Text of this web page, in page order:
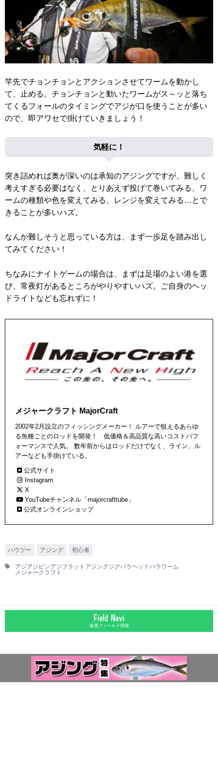
竿先でチョンチョンとアクションさせてワームを動かし
て、止める。チョンチョンと動いたワームがス～ッと落ち
てくるフォールのタイミングでアジが口を使うことが多い
ので、即アワセで掛けていきましょう！
気軽に！
突き詰めれば奥が深いのは承知のアジングですが、難しく
考えすぎる必要はなく、とりあえず投げて巻いてみる、ワ
ームの種類や色を変えてみる、レンジを変えてみる…とで
きることが多いハズ。
なんか難しそうと思っている方は、まず一歩足を踏み出し
てみてください！
ちなみにナイトゲームの場合は、まずは足場のよい港を選
び、常夜灯があるところがやりやすいハズ。ご自身のヘッ
ドライトなども忘れずに！
メジャークラフト MajorCraft
2002年2月設立のフィッシングメーカー！ ルアーで狙えるあらゆ
る魚種ごとのロッドを開発！ 低価格＆高品質な高いコストパフ
ォーマンスで人気。 数年前からはロッドだけでなく、ライン、ル
アーなども手掛けている。
公式サイト
Instagram
X
YouTubeチャンネル「majorcrafttube」
公式オンラインショップ
ハウツー アジング 初心者
アジアジピンアジフラット アジングジグパラヘッドパラワーム
メジャークラフト
厳選フィールド情報